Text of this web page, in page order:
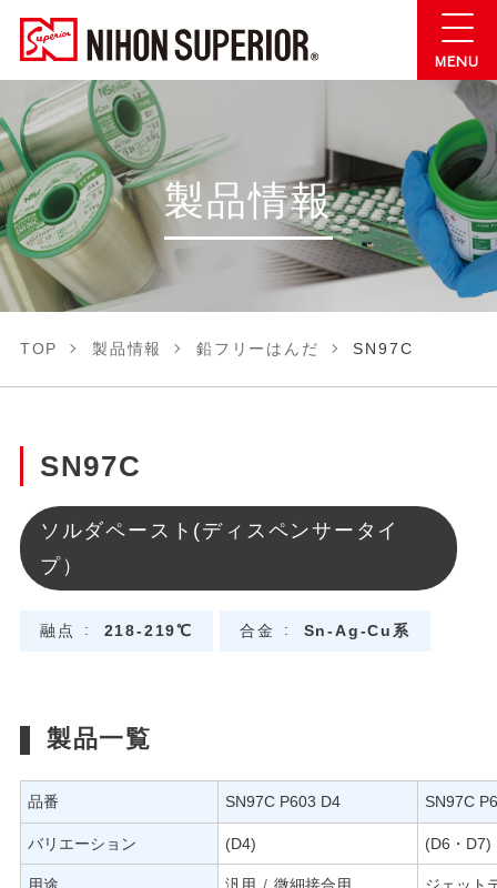
製品情報
TOP 製品情報 鉛フリーはんだ SN97C
SN97C
ソルダペースト(ディスペンサータイ
プ）
融点 218-219℃ 合金 Sn-Ag-Cu系
製品一覧
品番 SN97C P603 D4 SN97C
バリエーション (D4) (D6・D7)